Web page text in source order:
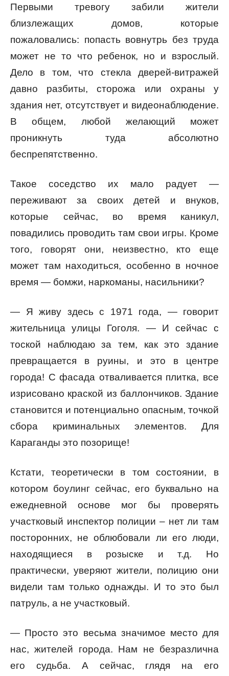
Первыми тревогу забили жители
близлежащих домов, которые
пожаловались: попасть вовнутрь без труда
может не то что ребенок, но и взрослый.
Дело в том, что стекла дверей-витражей
давно разбиты, сторожа или охраны у
здания нет, отсутствует и видеонаблюдение.
В общем, любой желающий может
проникнуть туда абсолютно
беспрепятственно.
Такое соседство их мало радует —
переживают за своих детей и внуков,
которые сейчас, во время каникул,
повадились проводить там свои игры. Кроме
того, говорят они, неизвестно, кто еще
может там находиться, особенно в ночное
время — бомжи, наркоманы, насильники?
— Я живу здесь с 1971 года, — говорит
жительница улицы Гоголя. — И сейчас с
тоской наблюдаю за тем, как это здание
превращается в руины, и это в центре
города! С фасада отваливается плитка, все
изрисовано краской из баллончиков. Здание
становится и потенциально опасным, точкой
сбора криминальных элементов. Для
Караганды это позорище!
Кстати, теоретически в том состоянии, в
котором боулинг сейчас, его буквально на
ежедневной основе мог бы проверять
участковый инспектор полиции – нет ли там
посторонних, не облюбовали ли его люди,
находящиеся в розыске и т.д. Но
практически, уверяют жители, полицию они
видели там только однажды. И то это был
патруль, а не участковый.
— Просто это весьма значимое место для
нас, жителей города. Нам не безразлична
его судьба. А сейчас, глядя на его